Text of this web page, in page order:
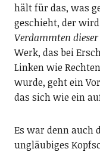
hält für das, was
geschieht, der
Verdammten dieser
Werk, das bei
Linken wie
wurde, geht ein
das sich wie ein
Es war denn auch
ungläubiges